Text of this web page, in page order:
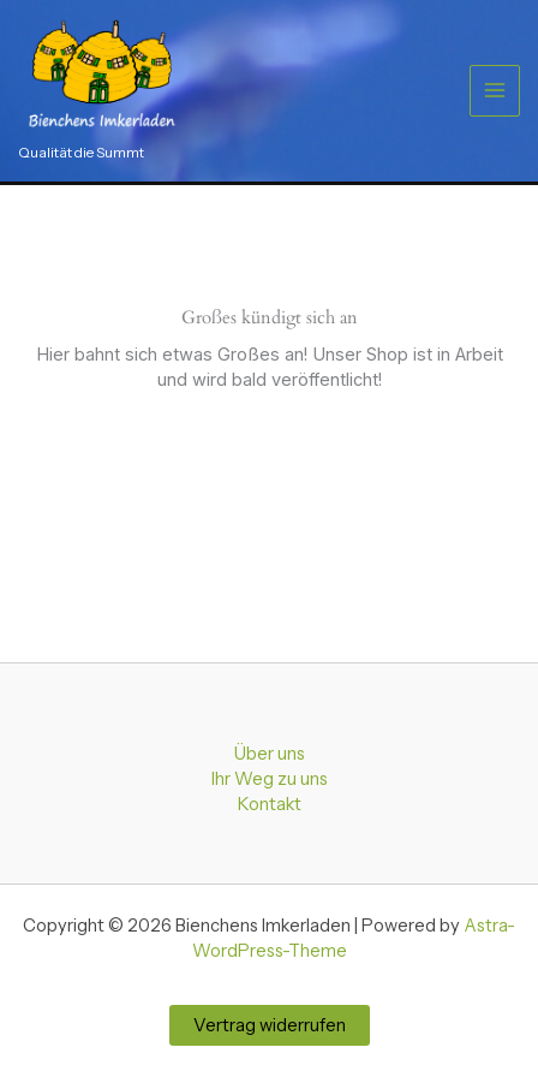
Inhalt
springen
Qualität die Summt
Großes kündigt sich an
Hier bahnt sich etwas Großes an! Unser Shop ist in Arbeit
und wird bald veröffentlicht!
Über uns
Ihr Weg zu uns
Kontakt
Copyright © 2026 Bienchens Imkerladen | Powered by Astra-
WordPress-Theme
Vertrag widerrufen